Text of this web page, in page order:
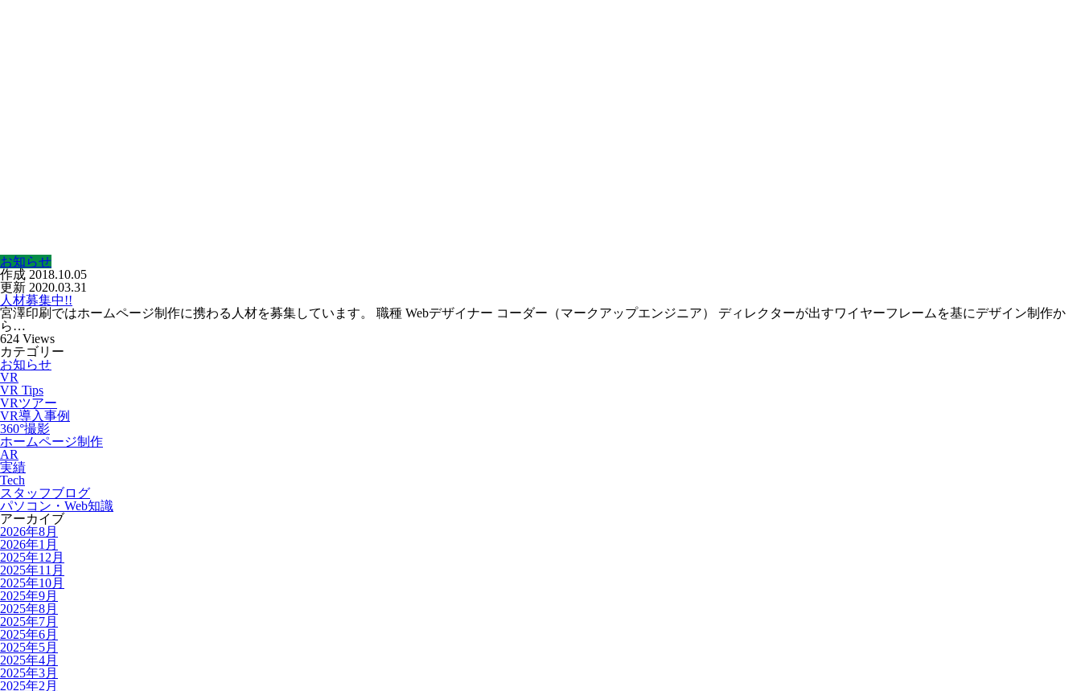
お知らせ
作成 2018.10.05
更新 2020.03.31
人材募集中!!
宮澤印刷ではホームページ制作に携わる人材を募集しています。 職種 Webデザイナー コーダー（マークアップエンジニア） ディレクターが出すワイヤーフレームを基にデザイン制作か
ら…
624 Views
カテゴリー
お知らせ
VR
VR Tips
VRツアー
VR導入事例
360°撮影
ホームページ制作
AR
実績
Tech
スタッフブログ
パソコン・Web知識
アーカイブ
2026年8月
2026年1月
2025年12月
2025年11月
2025年10月
2025年9月
2025年8月
2025年7月
2025年6月
2025年5月
2025年4月
2025年3月
2025年2月